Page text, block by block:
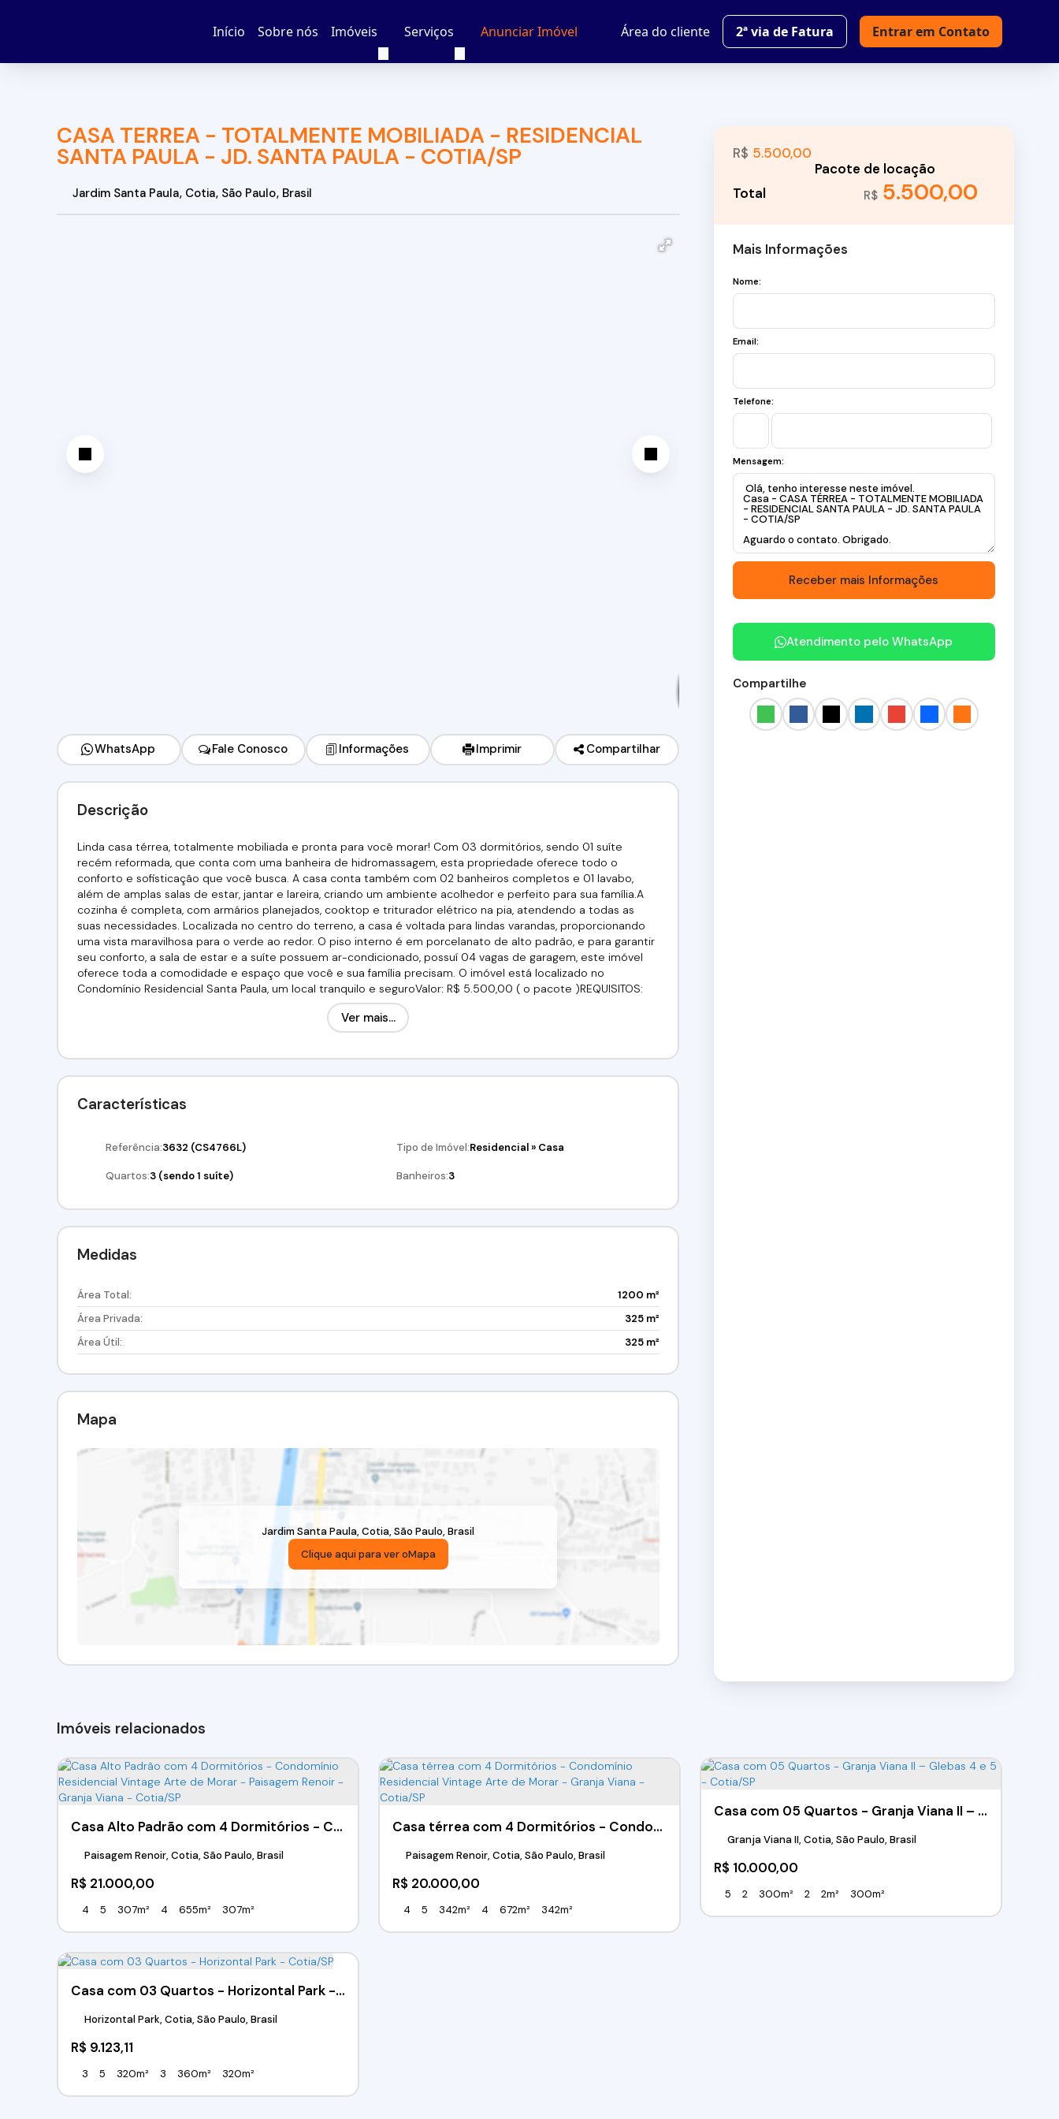
Entrar em Contato
2ª via de Fatura
Área do cliente
Anunciar Imóvel
Serviços
Imóveis
Sobre nós
Início
CASA TÉRREA - TOTALMENTE MOBILIADA - RESIDENCIAL
SANTA PAULA - JD. SANTA PAULA - COTIA/SP
Jardim Santa Paula, Cotia, São Paulo, Brasil
WhatsApp Fale Conosco Informações Imprimir Compartilhar
Descrição
Linda casa térrea, totalmente mobiliada e pronta para você morar! Com 03 dormitórios, sendo 01 suíte
recém reformada, que conta com uma banheira de hidromassagem, esta propriedade oferece todo o
conforto e sofisticação que você busca. A casa conta também com 02 banheiros completos e 01 lavabo,
além de amplas salas de estar, jantar e lareira, criando um ambiente acolhedor e perfeito para sua família.A
cozinha é completa, com armários planejados, cooktop e triturador elétrico na pia, atendendo a todas as
suas necessidades. Localizada no centro do terreno, a casa é voltada para lindas varandas, proporcionando
uma vista maravilhosa para o verde ao redor. O piso interno é em porcelanato de alto padrão, e para garantir
seu conforto, a sala de estar e a suíte possuem ar-condicionado, possuí 04 vagas de garagem, este imóvel
oferece toda a comodidade e espaço que você e sua família precisam. O imóvel está localizado no
Condomínio Residencial Santa Paula, um local tranquilo e seguroValor: R$ 5.500,00 ( o pacote )REQUISITOS:
03 depósitos de garantia, fiador ou seguro fiança, e a comprovação de renda no valor de 03 aluguéis. Não
perca esta oportunidade de morar em um lugar exclusivo e encantador! Agende sua visita agora mesmo com
a Imobiliária Alfa Negócios (11) 4243-7733, (11) 98211-2565 ou (11) 97417-8061.Venha conferir!
Ver mais...
Características
Referência:3632 (CS4766L) Tipo de Imóvel:Residencial» Casa
Quartos:3 (sendo 1 suíte) Banheiros:3
Medidas
Área Total:
1200 m²
Área Privada:
325 m²
Área Útil:
325 m²
Mapa
Jardim Santa Paula, Cotia, São Paulo, Brasil
Clique aqui para ver oMapa
R$ 5.500,00
R$ 5.500,00
Mais Informações
Nome:
Email:
Telefone:
Mensagem:
Atendimento peloWhatsApp
Compartilhe
Imóveis relacionados
Casa Alto Padrão com 4 Dormitórios - Condomínio Residencial Vintage Arte de Morar - Paisagem Renoir - Granja Viana - Cotia/SP
R$ 21.000,00
Paisagem Renoir, Cotia, São Paulo, Brasil
4 5 307m² 4 655m² 307m²
Casa térrea com 4 Dormitórios - Condomínio Residencial Vintage Arte de Morar - Granja Viana - Cotia/SP
R$ 20.000,00
Paisagem Renoir, Cotia, São Paulo, Brasil
4 5 342m² 4 672m² 342m²
Casa com 05 Quartos - Granja Viana II – Glebas 4 e 5 - Cotia/SP
R$ 10.000,00
Granja Viana II, Cotia, São Paulo, Brasil
5 2 300m² 2 2m² 300m²
Casa com 03 Quartos - Horizontal Park - Cotia/SP
R$ 9.123,11
Horizontal Park, Cotia, São Paulo, Brasil
3 5 320m² 3 360m² 320m²